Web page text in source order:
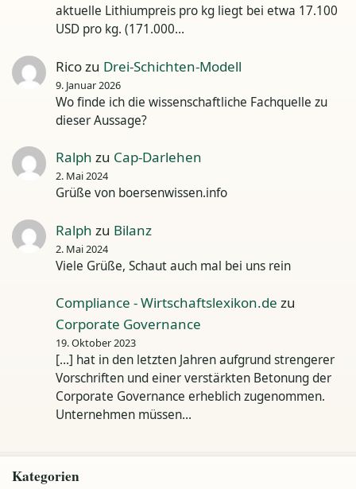
aktuelle Lithiumpreis pro kg liegt bei etwa 17.100
USD pro kg. (171.000…
Ricozu Drei-Schichten-Modell
9. Januar 2026
Wo finde ich die wissenschaftliche Fachquelle zu
dieser Aussage?
Ralph zu Cap-Darlehen
2. Mai 2024
Grüße von boersenwissen.info
Ralph zu Bilanz
2. Mai 2024
Viele Grüße, Schaut auch mal bei uns rein
Compliance - Wirtschaftslexikon.de zu
Corporate Governance
19. Oktober 2023
[…] hat in den letzten Jahren aufgrund strengerer
Vorschriften und einer verstärkten Betonung der
Corporate Governance erheblich zugenommen.
Unternehmen müssen…
Kategorien